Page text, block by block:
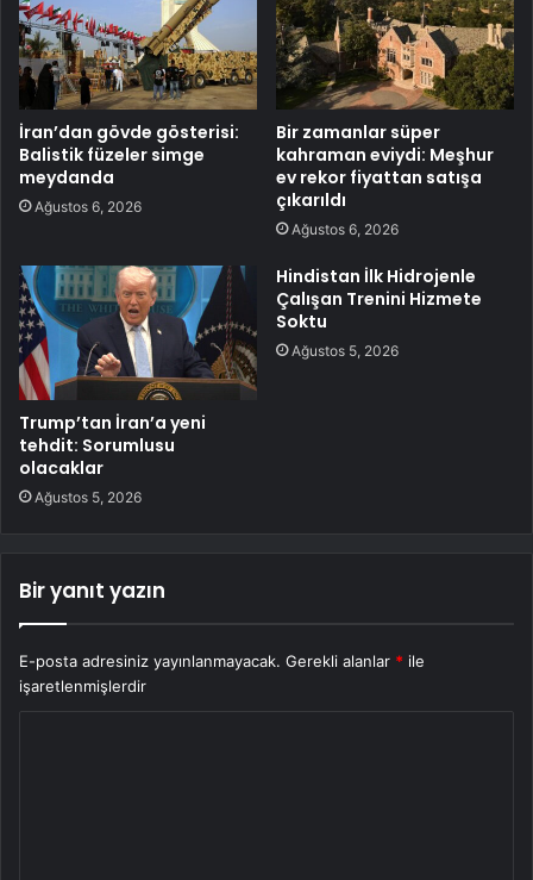
İran’dan gövde gösterisi:
Balistik füzeler simge
meydanda
Ağustos 6, 2026
Bir zamanlar süper
kahraman eviydi: Meşhur
ev rekor fiyattan satışa
çıkarıldı
Ağustos 6, 2026
Trump’tan İran’a yeni
tehdit: Sorumlusu
olacaklar
Ağustos 5, 2026
Hindistan İlk Hidrojenle
Çalışan Trenini Hizmete
Soktu
Ağustos 5, 2026
Bir yanıt yazın
E-posta adresiniz yayınlanmayacak. Gerekli alanlar * ile
işaretlenmişlerdir